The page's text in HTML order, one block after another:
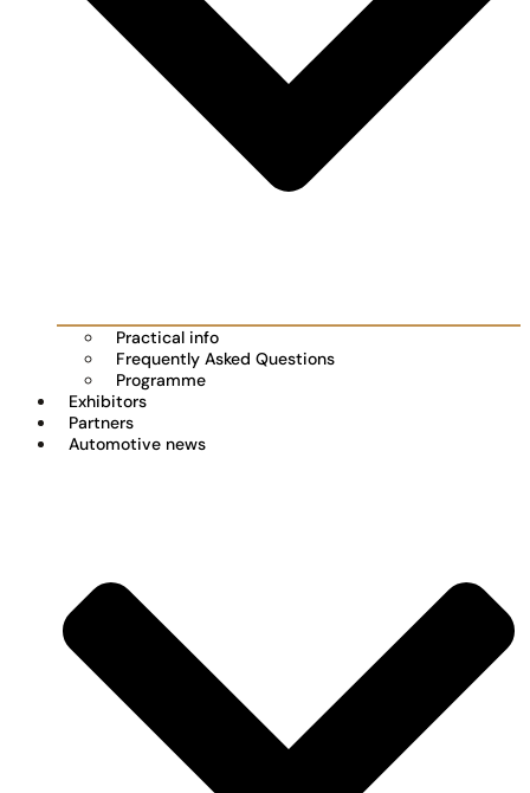
Practical info
Frequently Asked Questions
Programme
Exhibitors
Partners
Automotive news